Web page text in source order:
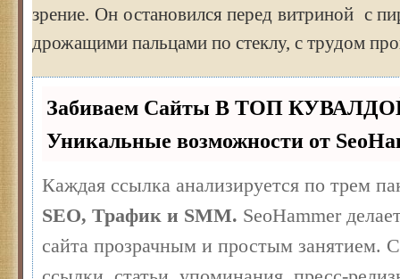
зрение. Он остановился перед витриной с
дрожащими пальцами по стеклу, с трудом
Забиваем Сайты В ТОП
Уникальные возможности от
Каждая ссылка анализируется по трем
SEO, Трафик и SMM. SeoHammer
сайта прозрачным и простым занятием.